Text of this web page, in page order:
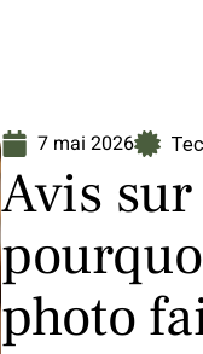
7 mai 2026
Avis
photo